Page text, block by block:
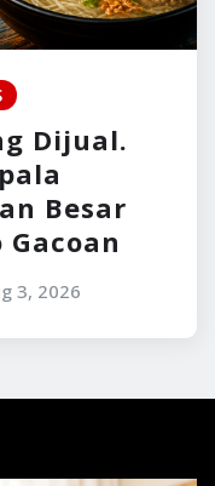
Dijual.
Besar
3, 2026